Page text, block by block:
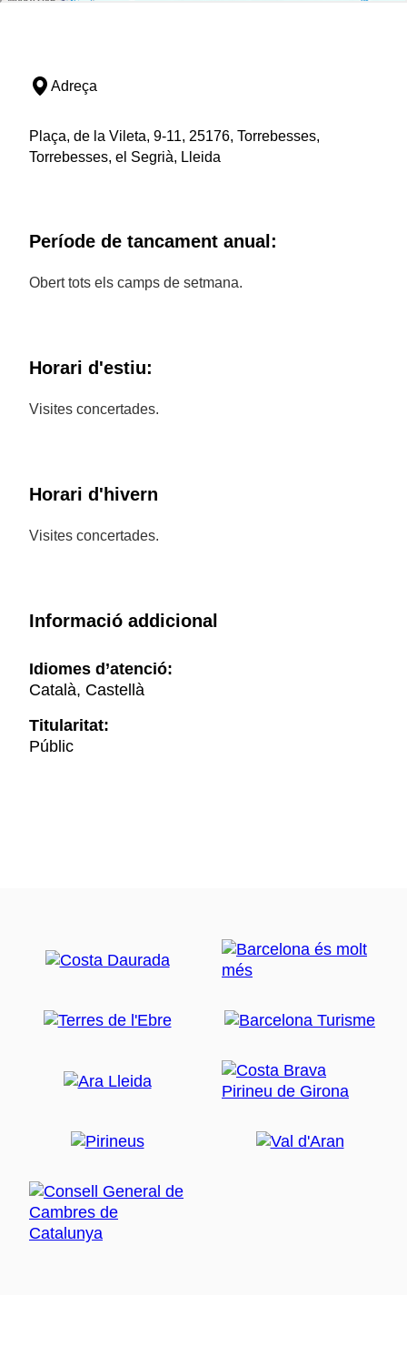
Adreça
Plaça, de la Vileta, 9-11, 25176, Torrebesses,
Torrebesses, el Segrià, Lleida
Període de tancament anual:
Obert tots els camps de setmana.
Horari d'estiu:
Visites concertades.
Horari d'hivern
Visites concertades.
Informació addicional
Idiomes d’atenció:
Català, Castellà
Titularitat:
Públic